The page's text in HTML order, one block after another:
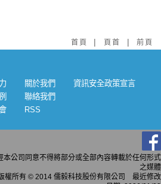
首頁 | 頁首 |前頁
關於我們
聯絡我們
RSS
資訊安全政策宣言
公司同意不得將部分或全部內容轉載於任何形式
之媒體
所有 © 2014 儒毅科技股份有限公司 最近修改